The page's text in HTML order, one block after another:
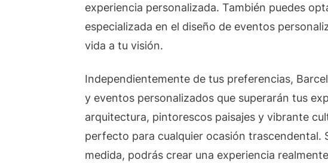
experiencia personalizada. También puedes
especializada en el diseño de eventos
vida a tu visión.
Independientemente de tus preferencias,
y eventos personalizados que superarán tus
arquitectura, pintorescos paisajes y vibrante
perfecto para cualquier ocasión trascendental.
medida, podrás crear una experiencia